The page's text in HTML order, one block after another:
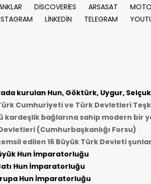
DİSCOVERİES ARSASAT
LİNKEDİN TELEGRAM
kurulan Hun, Göktürk, Uygur,
Cumhuriyeti ve Türk Devletleri
kardeşlik bağlarına sahip modern bir
(Cumhurbaşkanlığı Forsu)
edilen 16 Büyük Türk Devleti
Hun İmparatorluğu
Hun İmparatorluğu
Hun İmparatorluğu